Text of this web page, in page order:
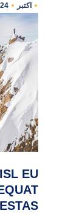
اکتبر 24
EU